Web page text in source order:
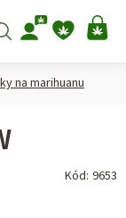
Hľadať
na marihuanu
Kód: 9653